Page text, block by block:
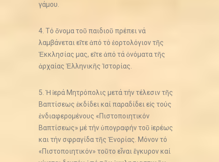
γάμου.
4. Τό ὄνομα τοῦ παιδιοῦ πρέπει νά
λαμβάνεται εἴτε ἀπό τό ἑορτολόγιον τῆς
Ἐκκλησίας μας, εἴτε ἀπό τά ὀνόματα τῆς
ἀρχαίας Ἑλληνικῆς Ἱστορίας.
5. Ἡ ἱερά Μητρόπολις μετά τήν τέλεσιν τῆς
Βαπτίσεως ἐκδίδει καί παραδίδει εἰς τούς
ἐνδιαφερομένους «Πιστοποιητικόν
Βαπτίσεως» μέ τήν ὑπογραφήν τοῦ ἱερέως
και τήν σφραγίδα τῆς Ἐνορίας. Μόνον τό
«Πιστοποιητικόν» τοῦτο εἶναι ἔγκυρον καί